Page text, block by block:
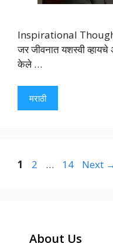
Inspirational
जर जीवनात यशस्वी
केले …
मराठी
Page
1 Page
2 … Page
14 Next
About Us